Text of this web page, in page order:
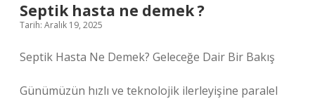
Septik hasta ne demek ?
Tarih: Aralık 19, 2025
Septik Hasta Ne Demek? Geleceğe Dair Bir Bakış
Günümüzün hızlı ve teknolojik ilerleyişine paralel